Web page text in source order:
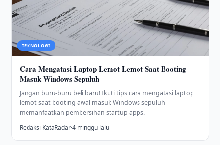
TEKNOLOGI
Cara Mengatasi Laptop Lemot Lemot Saat Booting
Masuk Windows Sepuluh
Jangan buru-buru beli baru! Ikuti tips cara mengatasi laptop
lemot saat booting awal masuk Windows sepuluh
memanfaatkan pembersihan startup apps.
Redaksi KataRadar·4 minggu lalu